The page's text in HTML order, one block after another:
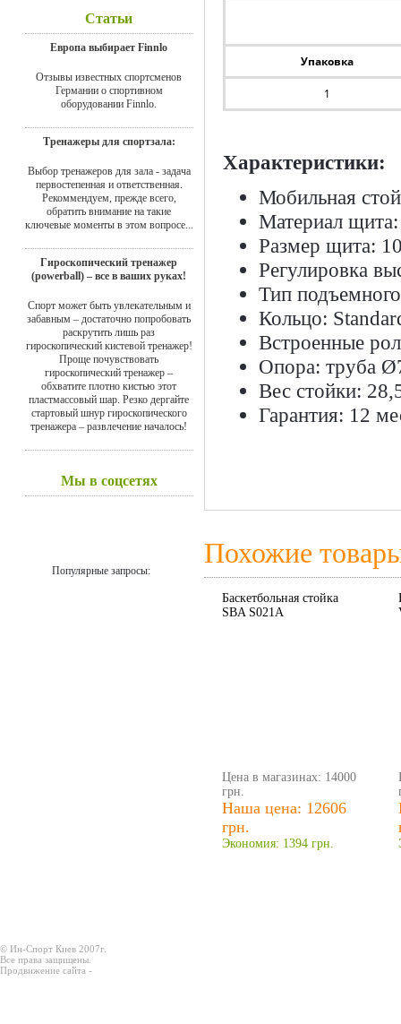
Статьи
Европа выбирает Finnlo
Отзывы известных спортсменов
Германии о спортивном
оборудовании Finnlo.
Тренажеры для спортзала:
Выбор тренажеров для зала - задача
первостепенная и ответственная.
Рекоммендуем, прежде всего,
обратить внимание на такие
ключевые моменты в этом вопросе...
Гироскопический тренажер
(powerball) – все в ваших руках!
Спорт может быть увлекательным и
забавным – достаточно попробовать
раскрутить лишь раз
гироскопический кистевой тренажер!
Проще почувствовать
гироскопический тренажер –
обхватите плотно кистью этот
пластмассовый шар. Резко дергайте
стартовый шнур гироскопического
тренажера – развлечение началось!
Мы в соцсетях
Популярные запросы:
Упаковка
1
Характеристики:
Мобильная
Материал
Размер щита:
Регулировка
Тип
Кольцо:
Встроенные
Опора: труба
Вес стойки:
Гарантия: 12
Похожие
Баскетбольная стойка
SBA S021A
Цена в магазинах: 14000
грн.
Наша цена: 12606
грн.
Экономия: 1394 грн.
© Ин-Спорт Киев 2007г.
Все права защищены.
Продвижение сайта -